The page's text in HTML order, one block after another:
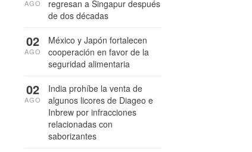
regresan a Singapur después
de dos décadas
AGO
México y Japón fortalecen
cooperación en favor de la
seguridad alimentaria
02
AGO
India prohíbe la venta de
algunos licores de Diageo e
Inbrew por infracciones
relacionadas con
saborizantes
02
AGO